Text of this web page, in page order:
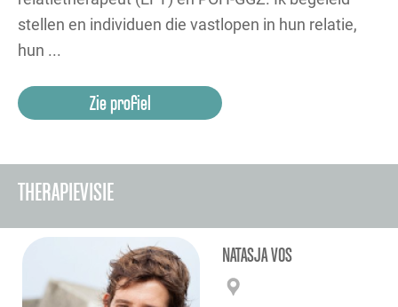
stellen en individuen die vastlopen in hun relatie,
hun ...
Zie profiel
THERAPIEVISIE
NATASJA VOS